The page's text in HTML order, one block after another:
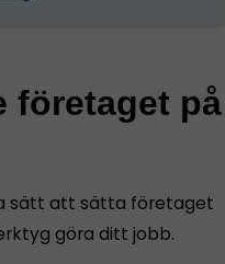
företaget på
sätt att sätta företaget
göra ditt jobb.